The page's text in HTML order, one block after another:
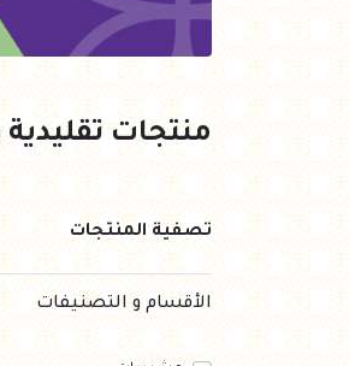
منتجات تقليدية Traditional products
تصفية المنتجات
الأقسام و التصنيفات